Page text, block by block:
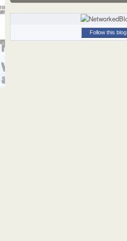
Follow this blog